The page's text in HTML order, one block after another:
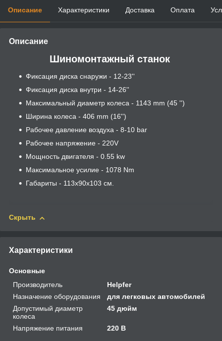
Описание Характеристики Доставка Оплата
Описание
Шиномонтажный станок
Фиксация диска снаружи - 12-23''
Фиксация диска внутри - 14-26''
Максимальный диаметр колеса - 1143 mm (45 '')
Ширина колеса - 406 mm (16'')
Рабочее давление воздуха - 8-10 bar
Рабочее напряжение - 220V
Мощность двигателя - 0.55 kw
Максимальное усилие - 1078 Nm
Габариты - 113х90х103 см.
Скрыть
Характеристики
Основные
Производитель
Helpfer
Назначение оборудования
для легковых автомобилей
Допустимый диаметр
колеса
45 дюйм
Напряжение питания 220 В